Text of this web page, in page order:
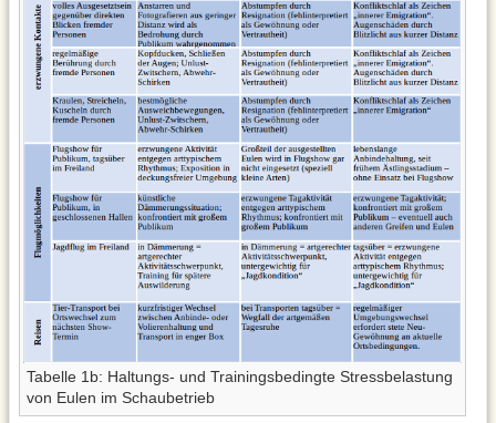
Tabelle 1b: Haltungs- und Trainingsbedingte Stressbelastung
von Eulen im Schaubetrieb